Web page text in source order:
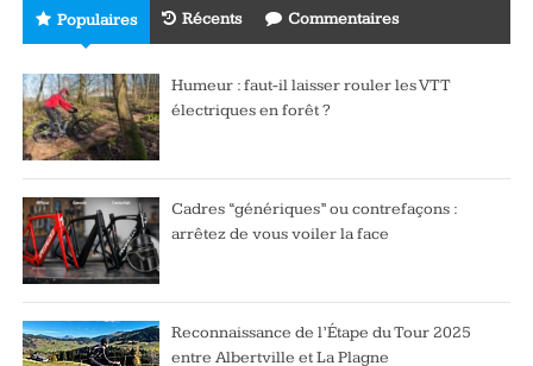
Populaires Récents Commentaires
Humeur : faut-il laisser rouler les VTT
électriques en forêt ?
Cadres “génériques” ou contrefaçons :
arrêtez de vous voiler la face
Reconnaissance de l’Étape du Tour 2025
entre Albertville et La Plagne